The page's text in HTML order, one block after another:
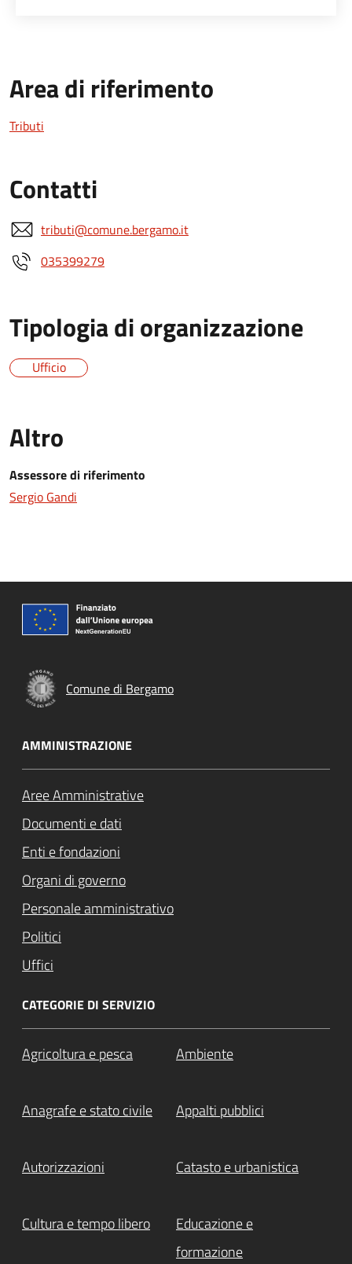
Area di riferimento
Tributi
Contatti
tributi@comune.bergamo.it
035399279
Tipologia di organizzazione
Ufficio
Altro
Assessore di riferimento
Sergio Gandi
Comune di Bergamo
AMMINISTRAZIONE
Aree Amministrative
Documenti e dati
Enti e fondazioni
Organi di governo
Personale amministrativo
Politici
Uffici
CATEGORIE DI SERVIZIO
Agricoltura e pesca Ambiente
Anagrafe e stato civile Appalti pubblici
Autorizzazioni Catasto e urbanistica
Cultura e tempo libero
Educazione e
formazione